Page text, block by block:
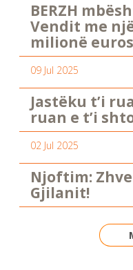
BERZH
Vendit me
milionë
09 Jul 2025
Jastëku t’i
ruan e t’i
02 Jul 2025
Njoftim:
Gjilanit!